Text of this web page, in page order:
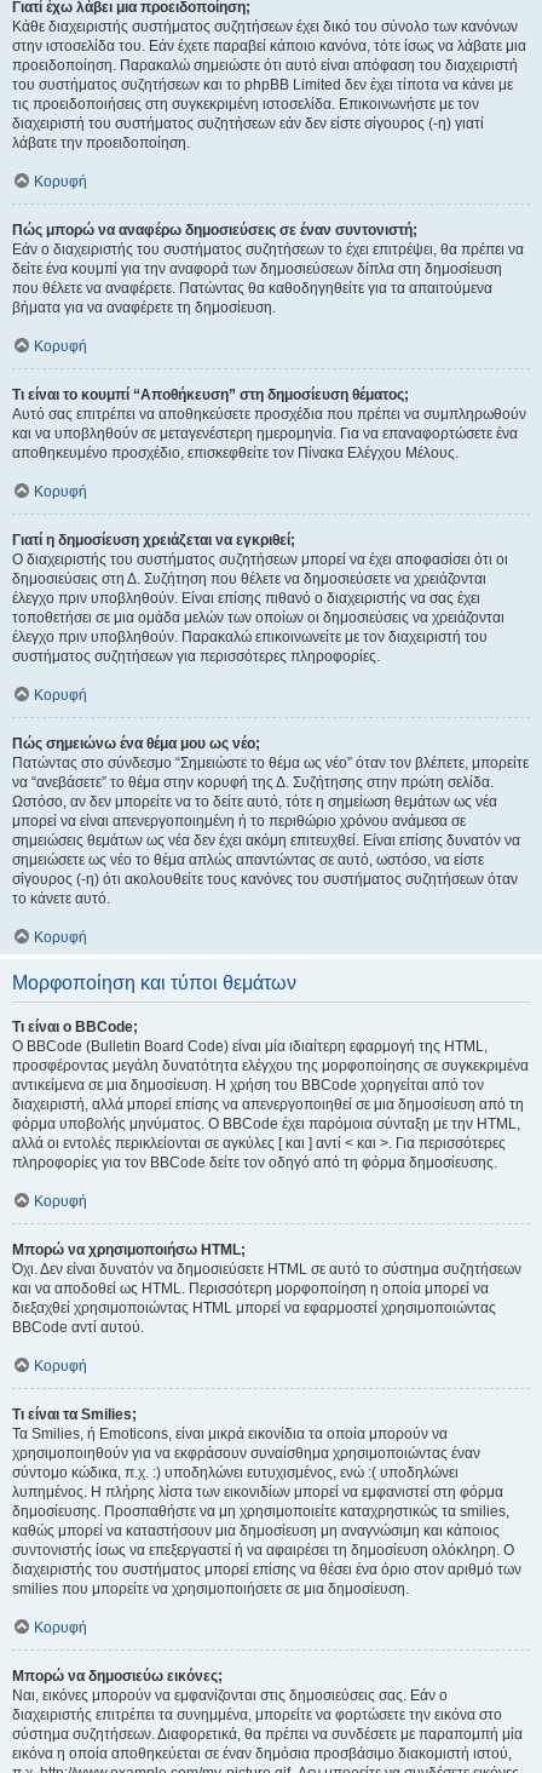
Γιατί έχω λάβει μια προειδοποίηση;
Κάθε διαχειριστής συστήματος συζητήσεων έχει δικό του σύνολο των κανόνων
στην ιστοσελίδα του. Εάν έχετε παραβεί κάποιο κανόνα, τότε ίσως να λάβατε μια
προειδοποίηση. Παρακαλώ σημειώστε ότι αυτό είναι απόφαση του διαχειριστή
του συστήματος συζητήσεων και το phpBB Limited δεν έχει τίποτα να κάνει με
τις προειδοποιήσεις στη συγκεκριμένη ιστοσελίδα. Επικοινωνήστε με τον
διαχειριστή του συστήματος συζητήσεων εάν δεν είστε σίγουρος (-η) γιατί
λάβατε την προειδοποίηση.
Κορυφή
Πώς μπορώ να αναφέρω δημοσιεύσεις σε έναν συντονιστή;
Εάν ο διαχειριστής του συστήματος συζητήσεων το έχει επιτρέψει, θα πρέπει να
δείτε ένα κουμπί για την αναφορά των δημοσιεύσεων δίπλα στη δημοσίευση
που θέλετε να αναφέρετε. Πατώντας θα καθοδηγηθείτε για τα απαιτούμενα
βήματα για να αναφέρετε τη δημοσίευση.
Κορυφή
Τι είναι το κουμπί “Αποθήκευση” στη δημοσίευση θέματος;
Αυτό σας επιτρέπει να αποθηκεύσετε προσχέδια που πρέπει να συμπληρωθούν
και να υποβληθούν σε μεταγενέστερη ημερομηνία. Για να επαναφορτώσετε ένα
αποθηκευμένο προσχέδιο, επισκεφθείτε τον Πίνακα Ελέγχου Μέλους.
Κορυφή
Γιατί η δημοσίευση χρειάζεται να εγκριθεί;
Ο διαχειριστής του συστήματος συζητήσεων μπορεί να έχει αποφασίσει ότι οι
δημοσιεύσεις στη Δ. Συζήτηση που θέλετε να δημοσιεύσετε να χρειάζονται
έλεγχο πριν υποβληθούν. Είναι επίσης πιθανό ο διαχειριστής να σας έχει
τοποθετήσει σε μια ομάδα μελών των οποίων οι δημοσιεύσεις να χρειάζονται
έλεγχο πριν υποβληθούν. Παρακαλώ επικοινωνείτε με τον διαχειριστή του
συστήματος συζητήσεων για περισσότερες πληροφορίες.
Κορυφή
Πώς σημειώνω ένα θέμα μου ως νέο;
Πατώντας στο σύνδεσμο “Σημειώστε το θέμα ως νέο” όταν τον βλέπετε, μπορείτε
να “ανεβάσετε” το θέμα στην κορυφή της Δ. Συζήτησης στην πρώτη σελίδα.
Ωστόσο, αν δεν μπορείτε να το δείτε αυτό, τότε η σημείωση θεμάτων ως νέα
μπορεί να είναι απενεργοποιημένη ή το περιθώριο χρόνου ανάμεσα σε
σημειώσεις θεμάτων ως νέα δεν έχει ακόμη επιτευχθεί. Είναι επίσης δυνατόν να
σημειώσετε ως νέο το θέμα απλώς απαντώντας σε αυτό, ωστόσο, να είστε
σίγουρος (-η) ότι ακολουθείτε τους κανόνες του συστήματος συζητήσεων όταν
το κάνετε αυτό.
Κορυφή
Μορφοποίηση και τύποι θεμάτων
Τι είναι ο BBCode;
Ο BBCode (Bulletin Board Code) είναι μία ιδιαίτερη εφαρμογή της HTML,
προσφέροντας μεγάλη δυνατότητα ελέγχου της μορφοποίησης σε συγκεκριμένα
αντικείμενα σε μια δημοσίευση. Η χρήση του BBCode χορηγείται από τον
διαχειριστή, αλλά μπορεί επίσης να απενεργοποιηθεί σε μια δημοσίευση από τη
φόρμα υποβολής μηνύματος. Ο BBCode έχει παρόμοια σύνταξη με την HTML,
αλλά οι εντολές περικλείονται σε αγκύλες [ και ] αντί < και >. Για περισσότερες
πληροφορίες για τον BBCode δείτε τον οδηγό από τη φόρμα δημοσίευσης.
Κορυφή
Μπορώ να χρησιμοποιήσω HTML;
Όχι. Δεν είναι δυνατόν να δημοσιεύσετε HTML σε αυτό το σύστημα συζητήσεων
και να αποδοθεί ως HTML. Περισσότερη μορφοποίηση η οποία μπορεί να
διεξαχθεί χρησιμοποιώντας HTML μπορεί να εφαρμοστεί χρησιμοποιώντας
BBCode αντί αυτού.
Κορυφή
Τι είναι τα Smilies;
Τα Smilies, ή Emoticons, είναι μικρά εικονίδια τα οποία μπορούν να
χρησιμοποιηθούν για να εκφράσουν συναίσθημα χρησιμοποιώντας έναν
σύντομο κώδικα, π.χ. :) υποδηλώνει ευτυχισμένος, ενώ :( υποδηλώνει
λυπημένος. Η πλήρης λίστα των εικονιδίων μπορεί να εμφανιστεί στη φόρμα
δημοσίευσης. Προσπαθήστε να μη χρησιμοποιείτε καταχρηστικώς τα smilies,
καθώς μπορεί να καταστήσουν μια δημοσίευση μη αναγνώσιμη και κάποιος
συντονιστής ίσως να επεξεργαστεί ή να αφαιρέσει τη δημοσίευση ολόκληρη. Ο
διαχειριστής του συστήματος μπορεί επίσης να θέσει ένα όριο στον αριθμό των
smilies που μπορείτε να χρησιμοποιήσετε σε μια δημοσίευση.
Κορυφή
Μπορώ να δημοσιεύω εικόνες;
Ναι, εικόνες μπορούν να εμφανίζονται στις δημοσιεύσεις σας. Εάν ο
διαχειριστής επιτρέπει τα συνημμένα, μπορείτε να φορτώσετε την εικόνα στο
σύστημα συζητήσεων. Διαφορετικά, θα πρέπει να συνδέσετε με παραπομπή μία
εικόνα η οποία αποθηκεύεται σε έναν δημόσια προσβάσιμο διακομιστή ιστού,